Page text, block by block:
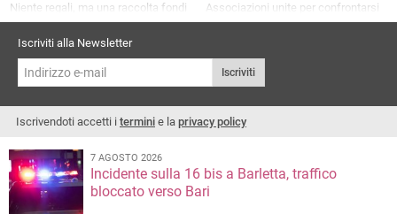
Niente regali, ma una raccolta fondi
destinata all’associazione “Il dono
di Luca
Associazioni unite per confrontarsi
sulla sicurezza in città e non solo,
Iscriviti alla Newsletter
Iscriviti
Iscrivendoti accetti i termini e la privacy policy
7 AGOSTO 2026
Incidente sulla 16 bis a Barletta, traffico
bloccato verso Bari